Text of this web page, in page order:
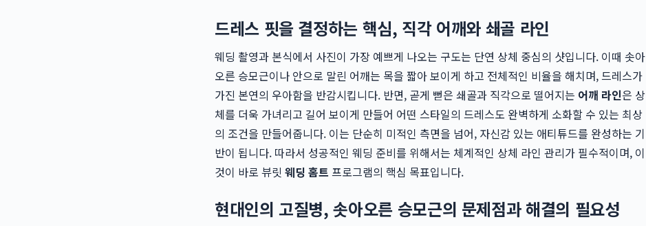
드레스 핏을 결정하는 핵심, 직각 어깨와 쇄골 라인
웨딩 촬영과 본식에서 사진이 가장 예쁘게 나오는 구도는 단연 상체 중심의 샷입니다. 이때 솟아
오른 승모근이나 안으로 말린 어깨는 목을 짧아 보이게 하고 전체적인 비율을 해치며, 드레스가
가진 본연의 우아함을 반감시킵니다. 반면, 곧게 뻗은 쇄골과 직각으로 떨어지는 어깨 라인은 상
체를 더욱 가녀리고 길어 보이게 만들어 어떤 스타일의 드레스도 완벽하게 소화할 수 있는 최상
의 조건을 만들어줍니다. 이는 단순히 미적인 측면을 넘어, 자신감 있는 애티튜드를 완성하는 기
반이 됩니다. 따라서 성공적인 웨딩 준비를 위해서는 체계적인 상체 라인 관리가 필수적이며, 이
것이 바로 뷰릿 웨딩 홈트 프로그램의 핵심 목표입니다.
현대인의 고질병, 솟아오른 승모근의 문제점과 해결의 필요성